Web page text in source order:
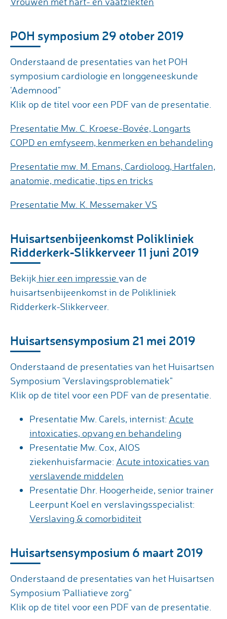
POH symposium 29 otober 2019
Onderstaand de presentaties van het POH
symposium cardiologie en longgeneeskunde
'Ademnood"
Klik op de titel voor een PDF van de presentatie.
Presentatie Mw. C. Kroese-Bovée, Longarts
COPD en emfyseem, kenmerken en behandeling
Presentatie mw. M. Emans, Cardioloog, Hartfalen,
anatomie, medicatie, tips en tricks
Presentatie Mw. K. Messemaker VS
Huisartsenbijeenkomst Polikliniek
Ridderkerk-Slikkerveer 11 juni 2019
Bekijk hier een impressie van de
huisartsenbijeenkomst in de Polikliniek
Ridderkerk-Slikkerveer.
Huisartsensymposium 21 mei 2019
Onderstaand de presentaties van het Huisartsen
Symposium 'Verslavingsproblematiek"
Klik op de titel voor een PDF van de presentatie.
Presentatie Mw. Carels, internist: Acute
intoxicaties, opvang en behandeling
Presentatie Mw. Cox, AIOS
ziekenhuisfarmacie: Acute intoxicaties van
verslavende middelen
Presentatie Dhr. Hoogerheide, senior trainer
Leerpunt Koel en verslavingsspecialist:
Verslaving & comorbiditeit
Huisartsensymposium 6 maart 2019
Onderstaand de presentaties van het Huisartsen
Symposium 'Palliatieve zorg"
Klik op de titel voor een PDF van de presentatie.